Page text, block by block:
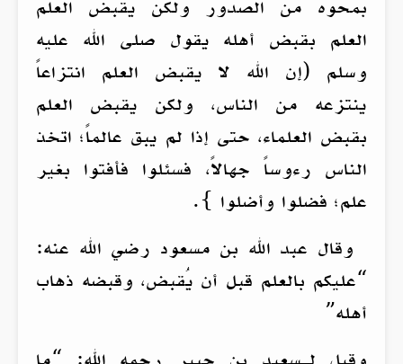
بمحوه من الصدور ولكن يقبض العلم
العلم بقبض أهله يقول صلى الله عليه
وسلم (إن الله لا يقبض العلم انتزاعاً
ينتزعه من الناس، ولكن يقبض العلم
بقبض العلماء، حتى إذا لم يبق عالماً؛ اتخذ
الناس رءوساً جهالاً، فسئلوا فأفتوا بغير
علم؛ فضلوا وأضلوا }.
وقال عبد الله بن مسعود رضي الله عنه:
“عليكم بالعلم قبل أن يُقبض، وقبضه ذهاب
أهله”